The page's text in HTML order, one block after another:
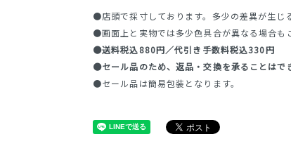
●店頭で採寸しております。多少の差異が生じ
●画面上と実物では多少色具合が異なる場合も
●送料税込880円／代引き手数料税込330円
●セール品のため、返品・交換を承ることはで
●セール品は簡易包装となります。